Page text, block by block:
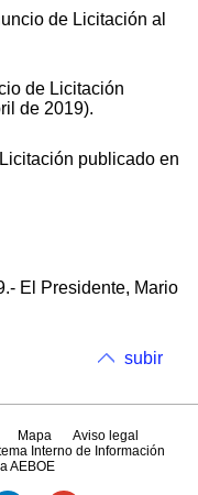
de Licitación al
de Licitación
de 2019).
publicado en
El Presidente, Mario
subir
Mapa
Aviso legal
Interno de Información
AEBOE